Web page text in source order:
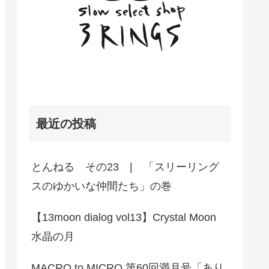
最近の投稿
とんねる その23 | 「スリーリング
スのゆかいな仲間たち」の巻
【13moon dialog vol13】Crystal Moon
水晶の月